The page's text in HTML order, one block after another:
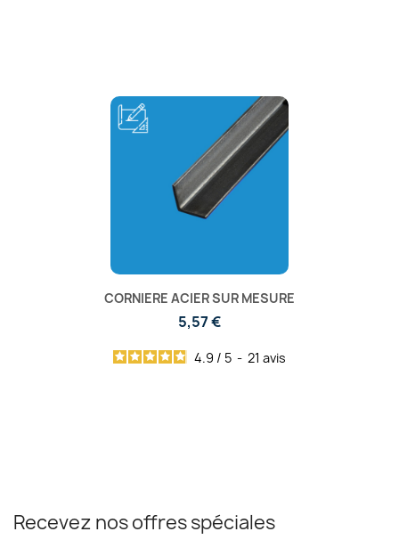
CORNIERE ACIER SUR MESURE
5,57 €
4.9 / 5 - 21 avis
Recevez nos offres spéciales